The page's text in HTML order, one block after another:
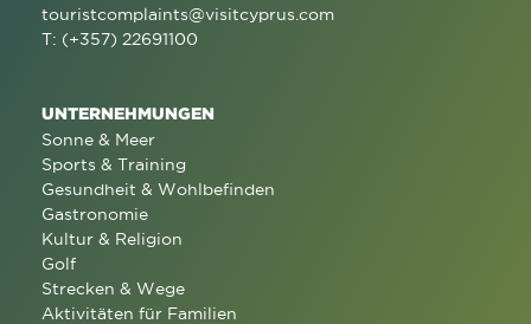
touristcomplaints@visitcyprus.com
T: (+357) 22691100
UNTERNEHMUNGEN
Sonne & Meer
Sports & Training
Gesundheit & Wohlbefinden
Gastronomie
Kultur & Religion
Golf
Strecken & Wege
Aktivitäten für Familien